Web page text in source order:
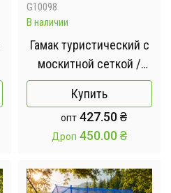
G10098
В наличии
Гамак туристический с
москитной сеткой /
Гамак-спальный мешок
с карманом 220x120 см
Хаки
Купить
опт 427.50₴
Дроп 450.00₴